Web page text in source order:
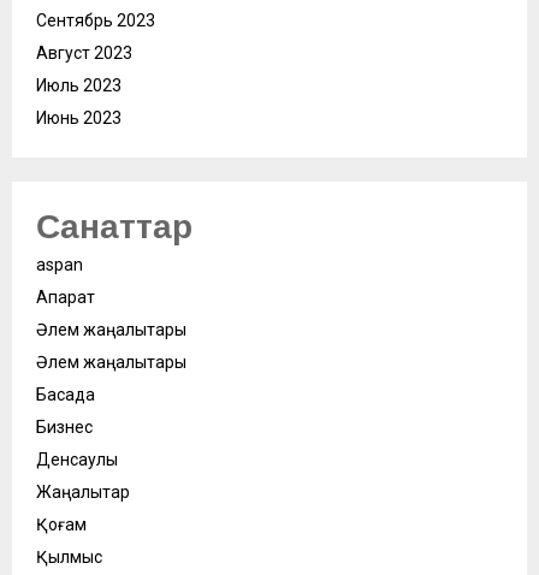
Сентябрь 2023
Август 2023
Июль 2023
Июнь 2023
Санаттар
aspan
Ақпарат
Әлем жаңалықтары
Әлем жаңалықтары
Басқада
Бизнес
Денсаулық
Жаңалықтар
Қоғам
Қылмыс